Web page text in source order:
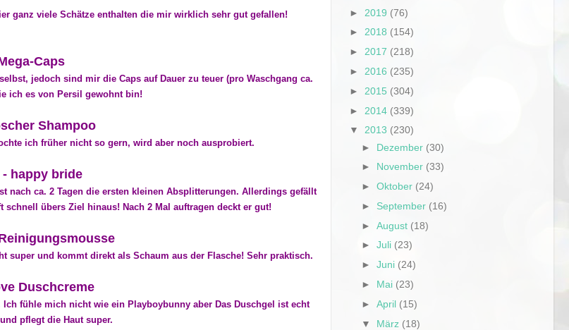
ganz viele Schätze enthalten die mir wirklich sehr gut gefallen!
Caps
jedoch sind mir die Caps auf Dauer zu teuer (pro Waschgang ca.
ich es von Persil gewohnt bin!
Shampoo
ich früher nicht so gern, wird aber noch ausprobiert.
happy bride
nach ca. 2 Tagen die ersten kleinen Absplitterungen. Allerdings gefällt
übers Ziel hinaus! Nach 2 Mal auftragen deckt er gut!
super und kommt direkt als Schaum aus der Flasche! Sehr praktisch.
Duschcreme
fühle mich nicht wie ein Playboybunny aber Das Duschgel ist echt
pflegt die Haut super.
► 2019 (76)
► 2018 (154)
► 2017 (218)
► 2016 (235)
► 2015 (304)
► 2014 (339)
▼ 2013 (230)
► Dezember (30)
► November (33)
►Oktober (24)
► September (16)
►August (18)
►Juli (23)
►Juni (24)
► Mai (23)
►April (15)
▼ März (18)